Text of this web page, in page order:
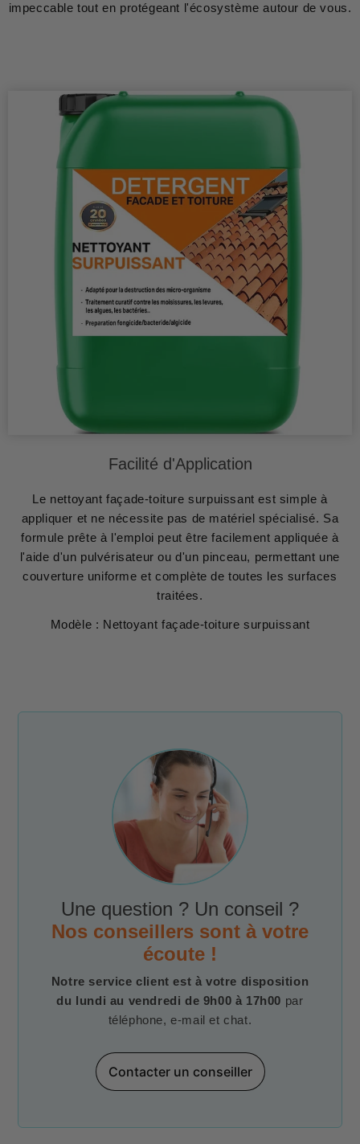
impeccable tout en protégeant l'écosystème autour de vous.
Facilité d'Application
Le nettoyant façade-toiture surpuissant est simple à
appliquer et ne nécessite pas de matériel spécialisé. Sa
formule prête à l'emploi peut être facilement appliquée à
l'aide d'un pulvérisateur ou d'un pinceau, permettant une
couverture uniforme et complète de toutes les surfaces
traitées.
Modèle : Nettoyant façade-toiture surpuissant
Une question ? Un conseil ?
Nos conseillers sont à votre
écoute !
Notre service client est à votre disposition
du lundi au vendredi de 9h00 à 17h00 par
téléphone, e-mail et chat.
Contacter un conseiller